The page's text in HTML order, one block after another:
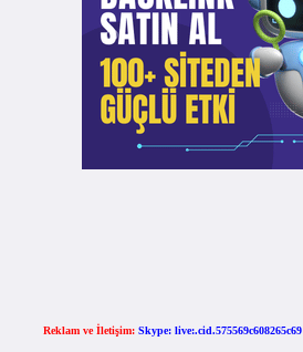
Reklam ve İletişim: Skype: live:.cid.575569c608265c69